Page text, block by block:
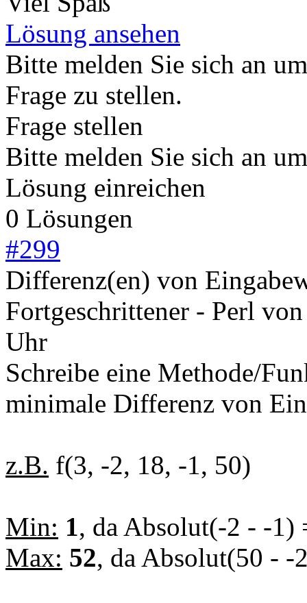
Lösung ansehen
Bitte melden Sie sich an
Frage zu stellen.
Frage stellen
Bitte melden Sie sich an
Lösung einreichen
0 Lösungen
#299
Differenz(en) von
Fortgeschrittener - Perl
Uhr
Schreibe eine Methode/
minimale Differenz von
z.B. f(3, -2, 18, -1, 50)
Min: 1, da Absolut(-2 - -1)
Max: 52, da Absolut(50 - -